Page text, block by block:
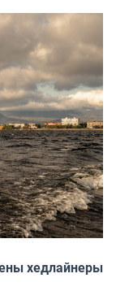
хедлайнеры